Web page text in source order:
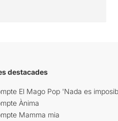
destacades
El Mago Pop 'Nada es
Ànima
Mamma mia